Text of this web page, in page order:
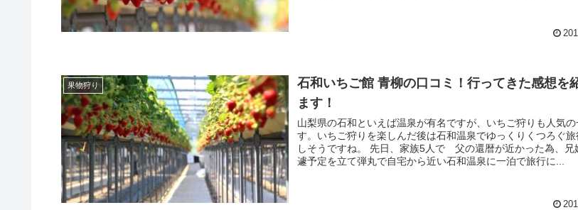
果物狩り
石和いちご館 青柳の口コミ！行ってきた感想を
ます！
山梨県の石和といえば温泉が有名ですが、いちご狩りも人気
す。いちご狩りを楽しんだ後は石和温泉でゆっくりくつろぐ旅
しそうですね。 先日、家族5人で 父の還暦が近かった為、兄
遽予定を立て弾丸で自宅から近い石和温泉に一泊で旅行に...